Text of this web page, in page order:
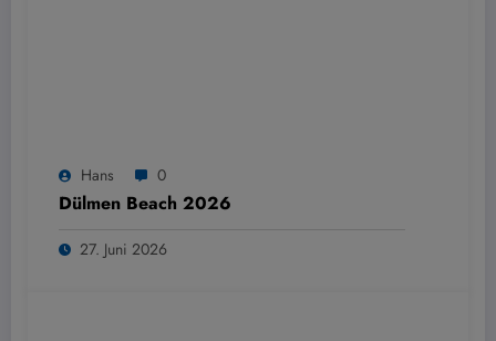
Hans 0
Dülmen Beach 2026
27. Juni 2026